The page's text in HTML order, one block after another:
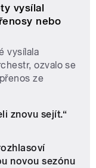
vysílal
nebo
vysílala
ozvalo se
ze
znovu sejít.“
novou sezónu